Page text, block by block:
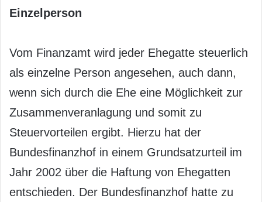
Einzelperson
Vom Finanzamt wird jeder Ehegatte steuerlich
als einzelne Person angesehen, auch dann,
wenn sich durch die Ehe eine Möglichkeit zur
Zusammenveranlagung und somit zu
Steuervorteilen ergibt. Hierzu hat der
Bundesfinanzhof in einem Grundsatzurteil im
Jahr 2002 über die Haftung von Ehegatten
entschieden. Der Bundesfinanzhof hatte zu